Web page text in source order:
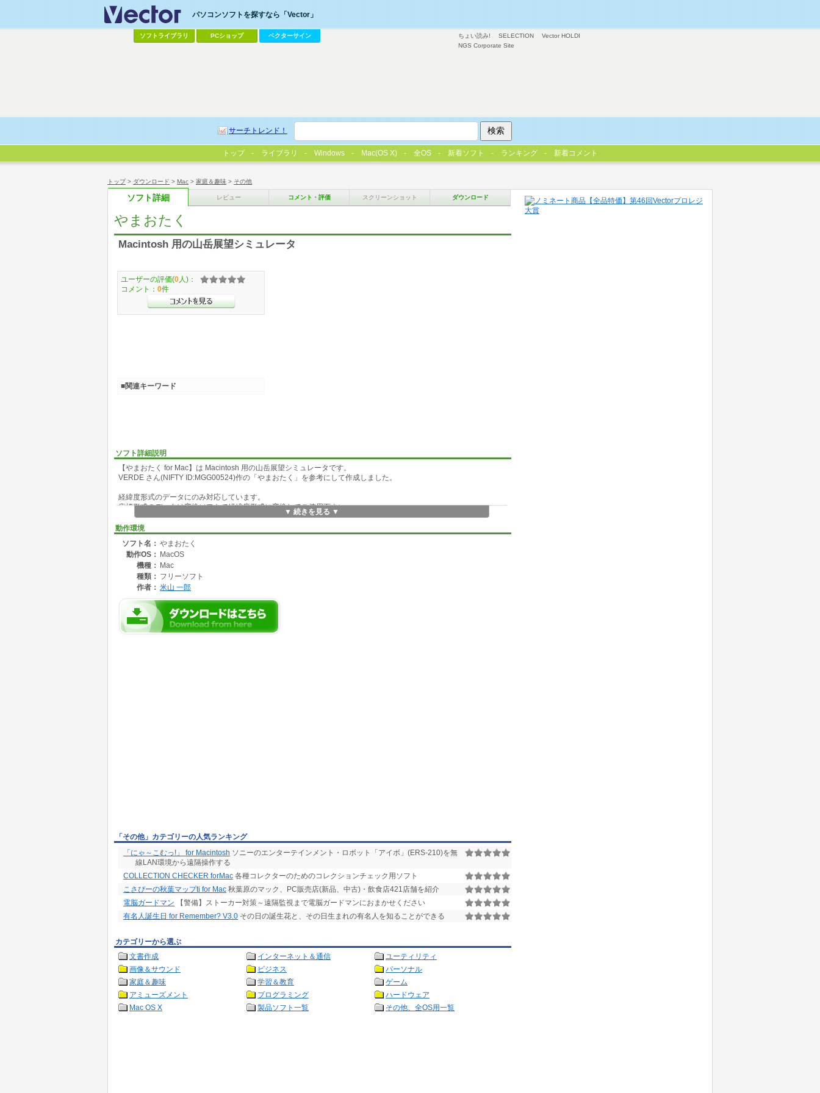
トップ> ダウンロード > Mac > 家庭＆趣味 > その他
ソフト詳細 レビュー コメント・評価 スクリーンショット ダウンロード
やまおたく
Macintosh 用の山岳展望シミュレータ
ソフト詳細説明
【やまおたく for Mac】は Macintosh 用の山岳展望シミュレータです。
VERDE さん(NIFTY ID:MGG00524)作の「やまおたく」を参考にして作成しました。
経緯度形式のデータにのみ対応しています。
座標形式のデータは変換ソフトで経緯度形式に変換してご使用下さい。
(変換ソフトの検索は FYAMAPのライブラリに入って SEA TITLE:YConv で検索できます)
利用可能なデータも FYAMAPのライブラリに多数登録されています。
(SEA TITLE:やまおたく で検索できます)
▼ 続きを見る ▼
動作環境
ソフト名： やまおたく
動作OS： MacOS
機種： Mac
種類： フリーソフト
作者： 米山 一郎
ユーザーの評価(0 人)：
コメント： 0件
■関連キーワード
「その他」カテゴリーの人気ランキング
「にゃ～こむっ!」 for Macintosh ソニーのエンターテインメント・ロボット「アイボ」(ERS-210)を無
線LAN環境から遠隔操作する
COLLECTION CHECKER forMac 各種コレクターのためのコレクションチェック用ソフト
こさぴーの秋葉マップti for Mac 秋葉原のマック、PC販売店(新品、中古)・飲食店421店舗を紹介
電脳ガードマン 【警備】ストーカー対策～遠隔監視まで電脳ガードマンにおまかせください
有名人誕生日 for Remember? V3.0 その日の誕生花と、その日生まれの有名人を知ることができる
カテゴリーから選ぶ
文書作成
インターネット＆通信
ユーティリティ
画像＆サウンド
ビジネス
パーソナル
家庭＆趣味
学習＆教育
ゲーム
アミューズメント
プログラミング
ハードウェア
Mac OS X
製品ソフト一覧 その他、全OS用一覧
ちょい読み! SELECTION
Vector HOLDI
NGS Corporate Site
パソコンソフトを探すなら「Vector」
ソフトライブラリ PCショップ ベクターサイン
サーチトレンド！
トップ ライブラリ Windows Mac(OS X) 全OS 新着ソフト ランキング 新着コメント